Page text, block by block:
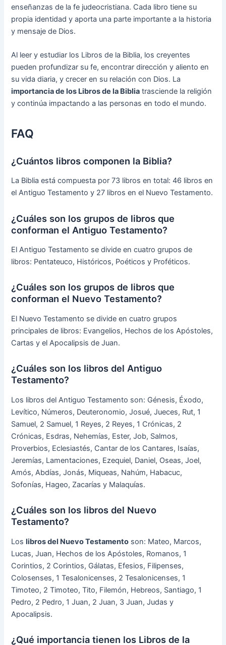
enseñanzas de la fe judeocristiana. Cada libro tiene su
propia identidad y aporta una parte importante a la historia
y mensaje de Dios.
Al leer y estudiar los Libros de la Biblia, los creyentes
pueden profundizar su fe, encontrar dirección y aliento en
su vida diaria, y crecer en su relación con Dios. La
importancia de los Libros de la Biblia trasciende la religión
y continúa impactando a las personas en todo el mundo.
FAQ
¿Cuántos libros componen la Biblia?
La Biblia está compuesta por 73 libros en total: 46 libros en
el Antiguo Testamento y 27 libros en el Nuevo Testamento.
¿Cuáles son los grupos de libros que
conforman el Antiguo Testamento?
El Antiguo Testamento se divide en cuatro grupos de
libros: Pentateuco, Históricos, Poéticos y Proféticos.
¿Cuáles son los grupos de libros que
conforman el Nuevo Testamento?
El Nuevo Testamento se divide en cuatro grupos
principales de libros: Evangelios, Hechos de los Apóstoles,
Cartas y el Apocalipsis de Juan.
¿Cuáles son los libros del Antiguo
Testamento?
Los libros del Antiguo Testamento son: Génesis, Éxodo,
Levítico, Números, Deuteronomio, Josué, Jueces, Rut, 1
Samuel, 2 Samuel, 1 Reyes, 2 Reyes, 1 Crónicas, 2
Crónicas, Esdras, Nehemías, Ester, Job, Salmos,
Proverbios, Eclesiastés, Cantar de los Cantares, Isaías,
Jeremías, Lamentaciones, Ezequiel, Daniel, Oseas, Joel,
Amós, Abdías, Jonás, Miqueas, Nahúm, Habacuc,
Sofonías, Hageo, Zacarías y Malaquías.
¿Cuáles son los libros del Nuevo
Testamento?
Loslibros del Nuevo Testamento son: Mateo, Marcos,
Lucas, Juan, Hechos de los Apóstoles, Romanos, 1
Corintios, 2 Corintios, Gálatas, Efesios, Filipenses,
Colosenses, 1 Tesalonicenses, 2 Tesalonicenses, 1
Timoteo, 2 Timoteo, Tito, Filemón, Hebreos, Santiago, 1
Pedro, 2 Pedro, 1 Juan, 2 Juan, 3 Juan, Judas y
Apocalipsis.
¿Qué importancia tienen los Libros de la